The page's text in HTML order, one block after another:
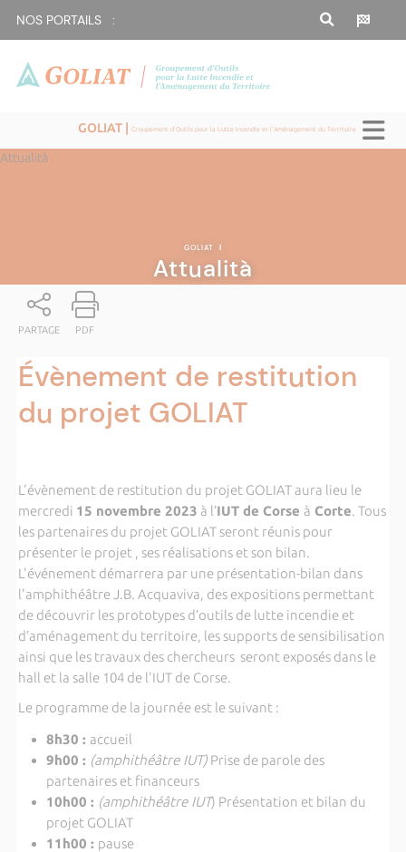
NOS PORTAILS :
GOLIAT |Groupement d'Outils pour la Lutte Incendie et l'Aménagement du Territoire
Attualità
GOLIAT |
Attualità
PARTAGE PDF
Évènement de restitution
du projet GOLIAT
L'évènement de restitution du projet GOLIAT aura lieu le
mercredi 15 novembre 2023 à l’IUT de Corse à Corte. Tous
les partenaires du projet GOLIAT seront réunis pour
présenter le projet , ses réalisations et son bilan.
L'événement démarrera par une présentation-bilan dans
l'amphithéâtre J.B. Acquaviva, des expositions permettant
de découvrir les prototypes d’outils de lutte incendie et
d’aménagement du territoire, les supports de sensibilisation
ainsi que les travaux des chercheurs seront exposés dans le
hall et la salle 104 de l'IUT de Corse.
Le programme de la journée est le suivant :
8h30 : accueil
9h00 : (amphithéâtre IUT)Prise de parole des
partenaires et financeurs
10h00 : (amphithéâtre IUT) Présentation et bilan du
projet GOLIAT
11h00 : pause